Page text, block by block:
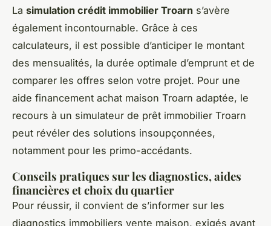
La simulation crédit immobilier Troarn s’avère
également incontournable. Grâce à ces
calculateurs, il est possible d’anticiper le montant
des mensualités, la durée optimale d’emprunt et de
comparer les offres selon votre projet. Pour une
aide financement achat maison Troarn adaptée, le
recours à un simulateur de prêt immobilier Troarn
peut révéler des solutions insoupçonnées,
notamment pour les primo-accédants.
Conseils pratiques sur les diagnostics, aides
financières et choix du quartier
Pour réussir, il convient de s’informer sur les
diagnostics immobiliers vente maison, exigés avant